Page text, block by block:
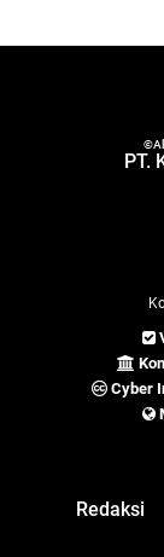
PT.
Cyber
Redaksi